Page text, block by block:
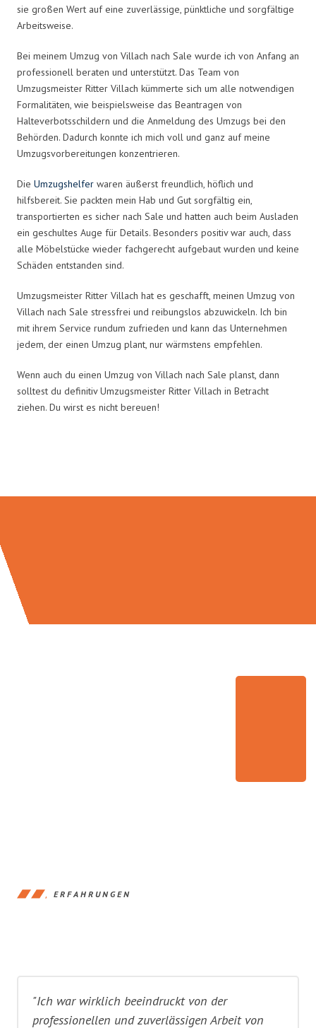
sie großen Wert auf eine zuverlässige, pünktliche und sorgfältige
Arbeitsweise.
Bei meinem Umzug von Villach nach Sale wurde ich von Anfang an
professionell beraten und unterstützt. Das Team von
Umzugsmeister Ritter Villach kümmerte sich um alle notwendigen
Formalitäten, wie beispielsweise das Beantragen von
Halteverbotsschildern und die Anmeldung des Umzugs bei den
Behörden. Dadurch konnte ich mich voll und ganz auf meine
Umzugsvorbereitungen konzentrieren.
Die Umzugshelfer waren äußerst freundlich, höflich und
hilfsbereit. Sie packten mein Hab und Gut sorgfältig ein,
transportierten es sicher nach Sale und hatten auch beim Ausladen
ein geschultes Auge für Details. Besonders positiv war auch, dass
alle Möbelstücke wieder fachgerecht aufgebaut wurden und keine
Schäden entstanden sind.
Umzugsmeister Ritter Villach hat es geschafft, meinen Umzug von
Villach nach Sale stressfrei und reibungslos abzuwickeln. Ich bin
mit ihrem Service rundum zufrieden und kann das Unternehmen
jedem, der einen Umzug plant, nur wärmstens empfehlen.
Wenn auch du einen Umzug von Villach nach Sale planst, dann
solltest du definitiv Umzugsmeister Ritter Villach in Betracht
ziehen. Du wirst es nicht bereuen!
ERFAHRUNGEN
"Ich war wirklich beeindruckt von der
professionellen und zuverlässigen Arbeit von